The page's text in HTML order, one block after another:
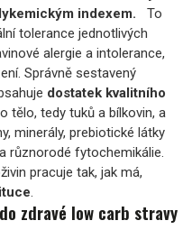
indexem. To
tolerance jednotlivých
alergie a intolerance,
Správně sestavený
dostatek kvalitního
tělo, tedy tuků a bílkovin, a
minerály, prebiotické látky
různorodé fytochemikálie.
pracuje tak, jak má,
.
zdravé low carb stravy